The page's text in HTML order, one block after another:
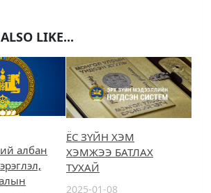
LIKE...
албан
ЁС ЗҮЙН ХЭМ
ХЭМЖЭЭ БАТЛАХ
ТУХАЙ
2025-01-08